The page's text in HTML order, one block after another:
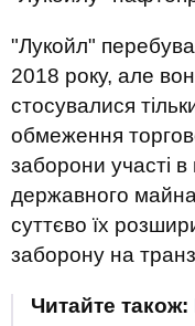
"Лукойл"
2018 року, але
стосувалися
обмеження
заборони участі в
державного
суттєво їх
заборону на
Читайте також: